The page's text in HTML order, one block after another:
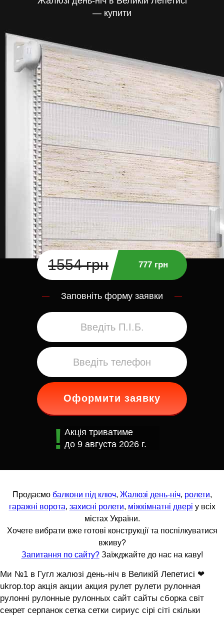
— купити
1554 грн 777 грн
Заповніть форму заявки
Оформити заявку
Акція триватиме
до 9 августа 2026 г.
Продаємо балкони під ключ, Жалюзі день-ніч, ролети,
гаражні ворота, захисні ролети, міжкімнатні двері у всіх
містах України.
Хочете вибрати вже готові конструкції та поспілкуватися
вживу?
Запитання по сайту?Заїжджайте до нас на каву!
Ми №1 в Гугл жалюзі день-ніч в Великій Лепетисі ❤
ukrop.top акція акции акция рулет рулети рулонная
рулонні рулонные рулонных сайт сайты сборка світ
секрет серпанок сетка сетки сириус сірі сіті скільки